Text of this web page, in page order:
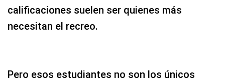
calificaciones suelen ser quienes más
necesitan el recreo.
Pero esos estudiantes no son los únicos